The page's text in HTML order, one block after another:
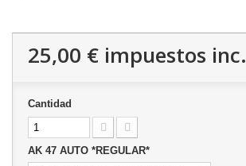
25,00 € impuestos inc.
Cantidad
AK 47 AUTO *REGULAR*